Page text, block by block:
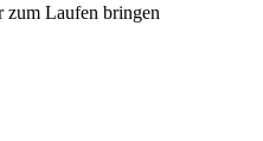
zum Laufen bringen